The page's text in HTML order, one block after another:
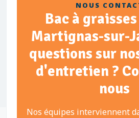
NOUS
Bac à
Martignas-sur-
questions sur
d'entretien ?
nous
Nos équipes interviennent